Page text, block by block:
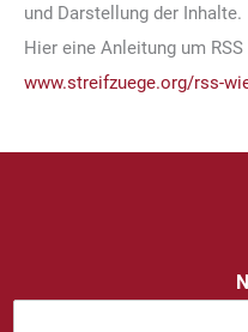
und Darstellung der Inhalte.
Hier eine Anleitung um RSS
www.streifzuege.org/rss-